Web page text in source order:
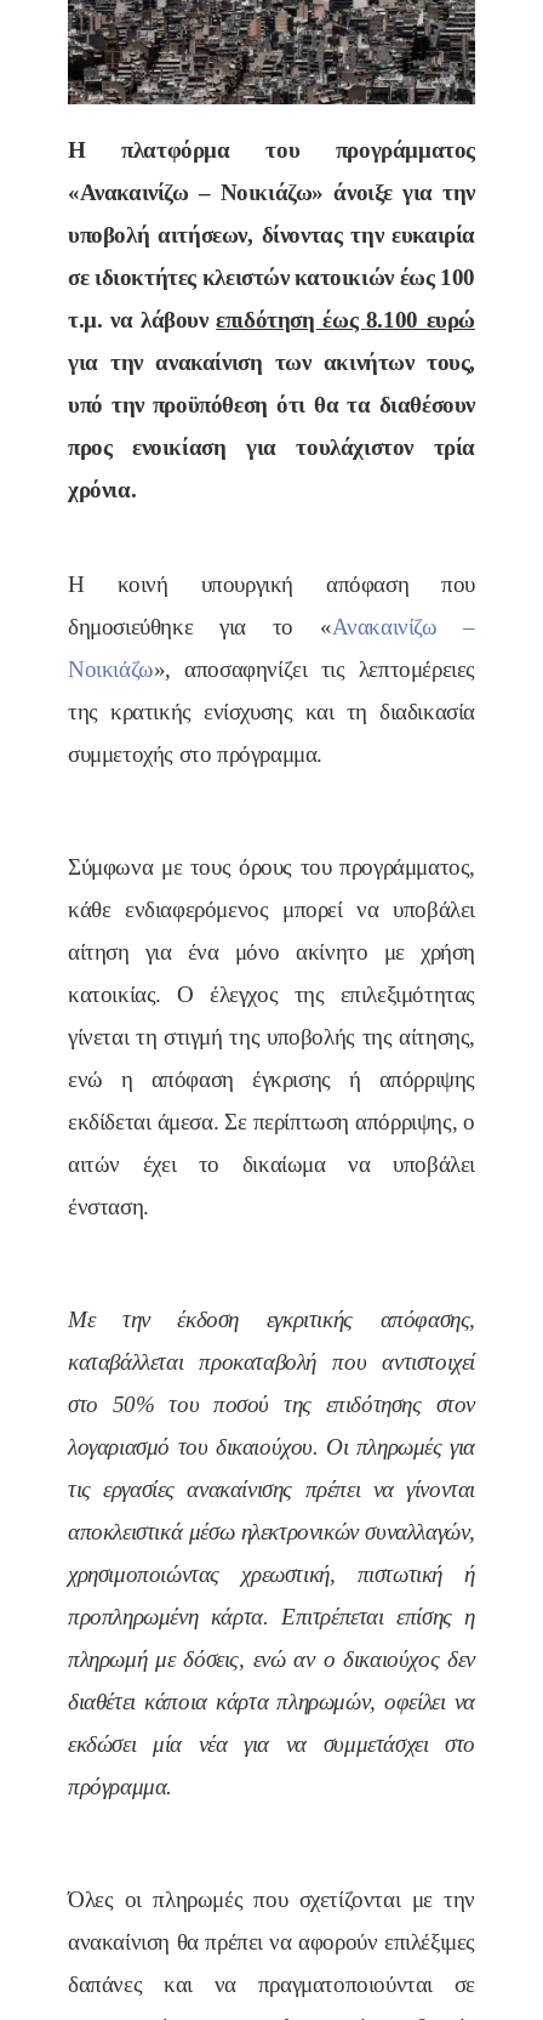
Η πλατφόρμα του προγράμματος
«Ανακαινίζω – Νοικιάζω» άνοιξε για την
υποβολή αιτήσεων, δίνοντας την ευκαιρία
σε ιδιοκτήτες κλειστών κατοικιών έως 100
τ.μ. να λάβουνεπιδότηση έως 8.100 ευρώ
για την ανακαίνιση των ακινήτων τους,
υπό την προϋπόθεση ότι θα τα διαθέσουν
προς ενοικίαση για τουλάχιστον τρία
χρόνια.
Η κοινή υπουργική απόφαση που
δημοσιεύθηκε για το «Ανακαινίζω –
Νοικιάζω», αποσαφηνίζει τις λεπτομέρειες
της κρατικής ενίσχυσης και τη διαδικασία
συμμετοχής στο πρόγραμμα.
Σύμφωνα με τους όρους του προγράμματος,
κάθε ενδιαφερόμενος μπορεί να υποβάλει
αίτηση για ένα μόνο ακίνητο με χρήση
κατοικίας. Ο έλεγχος της επιλεξιμότητας
γίνεται τη στιγμή της υποβολής της αίτησης,
ενώ η απόφαση έγκρισης ή απόρριψης
εκδίδεται άμεσα. Σε περίπτωση απόρριψης, ο
αιτών έχει το δικαίωμα να υποβάλει
ένσταση.
Με την έκδοση εγκριτικής απόφασης,
καταβάλλεται προκαταβολή που αντιστοιχεί
στο 50% του ποσού της επιδότησης στον
λογαριασμό του δικαιούχου. Οι πληρωμές για
τις εργασίες ανακαίνισης πρέπει να γίνονται
αποκλειστικά μέσω ηλεκτρονικών συναλλαγών,
χρησιμοποιώντας χρεωστική, πιστωτική ή
προπληρωμένη κάρτα. Επιτρέπεται επίσης η
πληρωμή με δόσεις, ενώ αν ο δικαιούχος δεν
διαθέτει κάποια κάρτα πληρωμών, οφείλει να
εκδώσει μία νέα για να συμμετάσχει στο
πρόγραμμα.
Όλες οι πληρωμές που σχετίζονται με την
ανακαίνιση θα πρέπει να αφορούν επιλέξιμες
δαπάνες και να πραγματοποιούνται σε